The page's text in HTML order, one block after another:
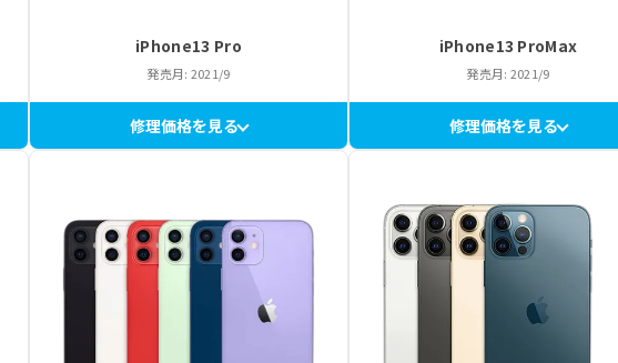
iPhone13 Pro
発売月: 2021/9
修理価格を見る
iPhone13 ProMax
発売月: 2021/9
修理価格を見る